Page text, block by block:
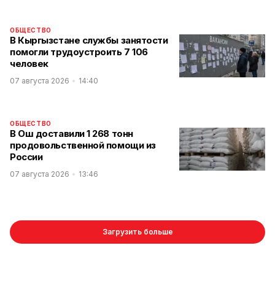
ОБЩЕСТВО
В Кыргызстане службы занятости
помогли трудоустроить 7 106
человек
07 августа 2026 14:40
ОБЩЕСТВО
В Ош доставили 1 268 тонн
продовольственной помощи из
России
07 августа 2026 13:46
Загрузить больше